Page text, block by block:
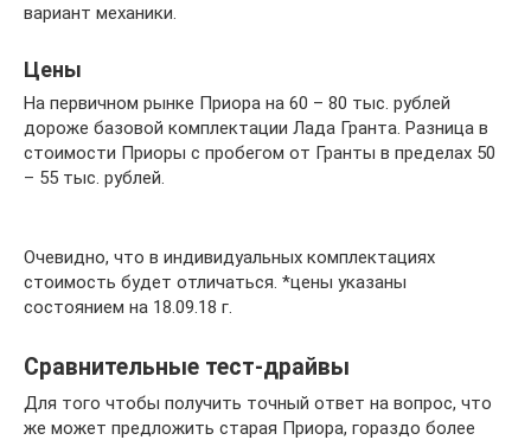
вариант механики.
Цены
На первичном рынке Приора на 60 – 80 тыс. рублей
дороже базовой комплектации Лада Гранта. Разница в
стоимости Приоры с пробегом от Гранты в пределах 50
– 55 тыс. рублей.
Очевидно, что в индивидуальных комплектациях
стоимость будет отличаться. *цены указаны
состоянием на 18.09.18 г.
Сравнительные тест-драйвы
Для того чтобы получить точный ответ на вопрос, что
же может предложить старая Приора, гораздо более